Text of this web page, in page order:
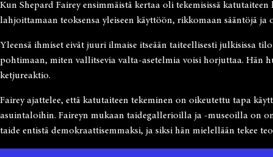
Kun Shepard Fairey ensimmäistä kertaa oli tekemisissä
lahjoittamaan teoksensa yleiseen käyttöön, rikkomaan sääntöjä ja
Yleensä ihmiset eivät juuri ilmaise itseään taiteellisesti julkisissa
pohtimaan, miten vallitsevia valta-asetelmia voisi horjuttaa. Hän
ketjureaktio.
Fairey ajattelee, että katutaiteen tekeminen on oikeutettu tapa
asuintaloihin. Faireyn mukaan taidegallerioilla ja -museoilla on
taide entistä demokraattisemmaksi, ja siksi hän mielellään tekee